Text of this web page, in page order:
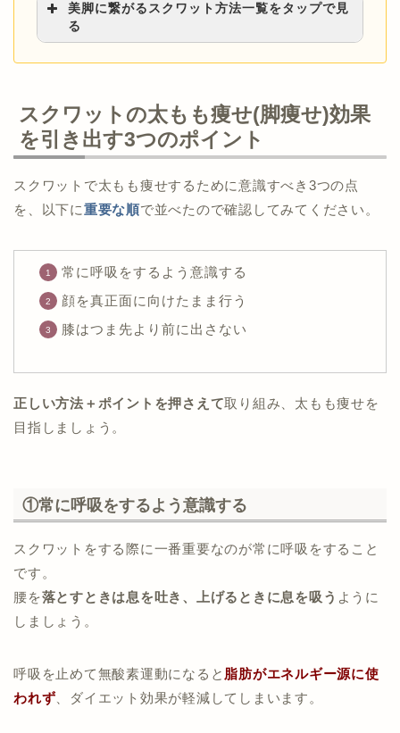
美脚に繋がるスクワット方法一覧をタップで見
る
し！
>>自宅でできる骨盤矯正で脱・下半身デブ
>>O脚は自分で矯正に導ける！今日からでき
るカンタン改善策
を作る方法
選
>>膝上の肉を即効で落とす！自宅で簡単に美
スクワットの太もも痩せ(脚痩せ)効果
を引き出す3つのポイント
スクワットで太もも痩せするために意識すべき3つの点
を、以下に重要な順で並べたので確認してみてください。
常に呼吸をするよう意識する
顔を真正面に向けたまま行う
膝はつま先より前に出さない
正しい方法＋ポイントを押さえて取り組み、太もも痩せを
目指しましょう。
①常に呼吸をするよう意識する
スクワットをする際に一番重要なのが常に呼吸をすること
です。
腰を落とすときは息を吐き、上げるときに息を吸う ように
しましょう。
呼吸を止めて無酸素運動になると 脂肪がエネルギー源に使
われず 、ダイエット効果が軽減してしまいます。